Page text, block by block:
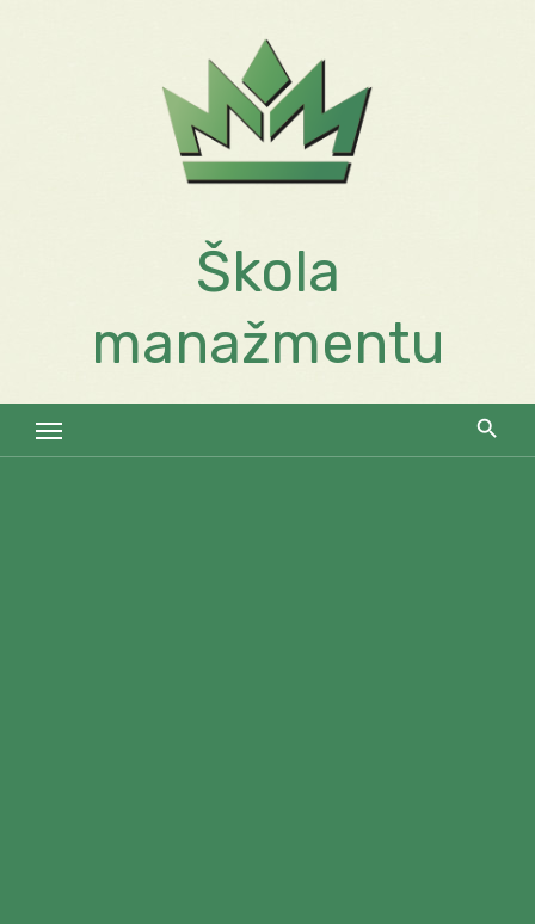
Škola
manažmentu